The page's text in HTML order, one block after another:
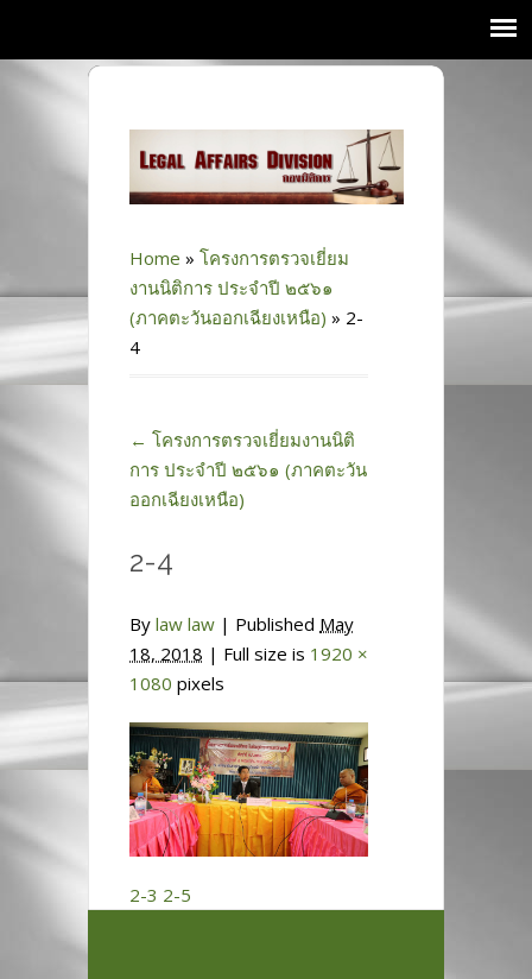
Home » โครงการตรวจเยี่ยม
งานนิติการ ประจำปี ๒๕๖๑
(ภาคตะวันออกเฉียงเหนือ) » 2-
4
← โครงการตรวจเยี่ยมงานนิติ
การ ประจำปี ๒๕๖๑ (ภาคตะวัน
ออกเฉียงเหนือ)
2-4
By law law | Published May
18, 2018 | Full size is 1920 ×
1080 pixels
2-3 2-5